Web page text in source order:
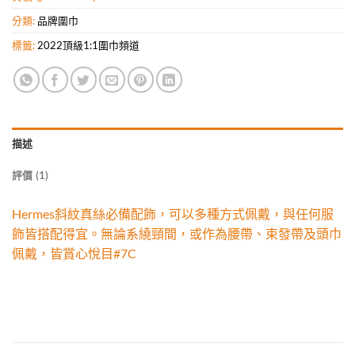
分類: 品牌圍巾
標籤: 2022頂級1:1圍巾頻道
描述
評價 (1)
Hermes斜紋真絲必備配飾，可以多種方式佩戴，與任何服
飾皆搭配得宜。無論系繞頸間，或作為腰帶、束發帶及頭巾
佩戴，皆賞心悅目#7C